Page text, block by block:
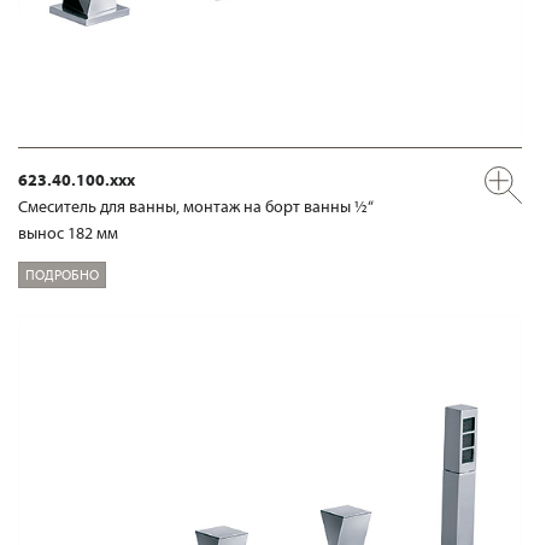
623.40.100.xxx
Смеситель для ванны, монтаж на борт ванны ½“
вынос 182 мм
ПОДРОБНО